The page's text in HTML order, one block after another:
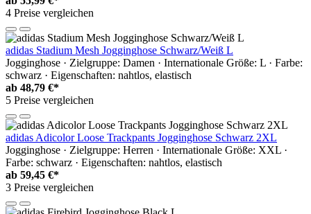
4 Preise vergleichen
adidas Stadium Mesh Jogginghose Schwarz/Weiß L
Jogginghose · Zielgruppe: Damen · Internationale Größe: L · Farbe:
schwarz · Eigenschaften: nahtlos, elastisch
ab 48,79 €*
5 Preise vergleichen
adidas Adicolor Loose Trackpants Jogginghose Schwarz 2XL
Jogginghose · Zielgruppe: Herren · Internationale Größe: XXL ·
Farbe: schwarz · Eigenschaften: nahtlos, elastisch
ab 59,45 €*
3 Preise vergleichen